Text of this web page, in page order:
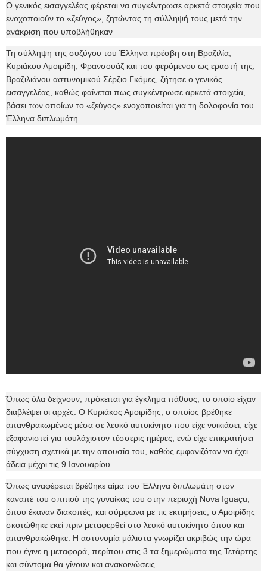
Ο γενικός εισαγγελέας φέρεται να συγκέντρωσε αρκετά στοιχεία που
ενοχοποιούν το «ζεύγος», ζητώντας τη σύλληψή τους μετά την
ανάκριση που υποβλήθηκαν
Τη σύλληψη της συζύγου του Έλληνα πρέσβη στη Βραζιλία,
Κυριάκου Αμοιρίδη, Φρανσουάζ και του φερόμενου ως εραστή της,
Βραζιλιάνου αστυνομικού Σέρζιο Γκόμες, ζήτησε ο γενικός
εισαγγελέας, καθώς φαίνεται πως συγκέντρωσε αρκετά στοιχεία,
βάσει των οποίων το «ζεύγος» ενοχοποιείται για τη δολοφονία του
Έλληνα διπλωμάτη.
Όπως όλα δείχνουν, πρόκειται για έγκλημα πάθους, το οποίο είχαν
διαβλέψει οι αρχές. Ο Κυριάκος Αμοιρίδης, ο οποίος βρέθηκε
απανθρακωμένος μέσα σε λευκό αυτοκίνητο που είχε νοικιάσει, είχε
εξαφανιστεί για τουλάχιστον τέσσερις ημέρες, ενώ είχε επικρατήσει
σύγχυση σχετικά με την απουσία του, καθώς εμφανιζόταν να έχει
άδεια μέχρι τις 9 Ιανουαρίου.
Όπως αναφέρεται βρέθηκε αίμα του Έλληνα διπλωμάτη στον
καναπέ του σπιτιού της γυναίκας του στην περιοχή Nova Iguaçu,
όπου έκαναν διακοπές, και σύμφωνα με τις εκτιμήσεις, ο Αμοιρίδης
σκοτώθηκε εκεί πριν μεταφερθεί στο λευκό αυτοκίνητο όπου και
απανθρακώθηκε. Η αστυνομία μάλιστα γνωρίζει ακριβώς την ώρα
που έγινε η μεταφορά, περίπου στις 3 τα ξημερώματα της Τετάρτης
και σύντομα θα γίνουν και ανακοινώσεις.